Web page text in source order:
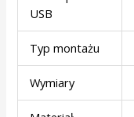
USB
Typ montażu
Wymiary